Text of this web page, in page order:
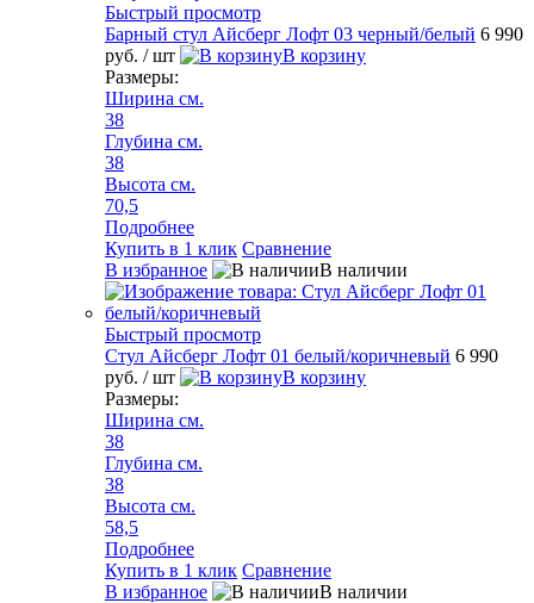
Быстрый просмотр
Барный стул Айсберг Лофт 03 черный/белый 6 990
руб. / шт
В корзину
Размеры:
Ширина см.
38
Глубина см.
38
Высота см.
70,5
Подробнее
Купить в 1 клик Сравнение
В избранное
В наличии
Быстрый просмотр
Стул Айсберг Лофт 01 белый/коричневый 6 990
руб. / шт
В корзину
Размеры:
Ширина см.
38
Глубина см.
38
Высота см.
58,5
Подробнее
Купить в 1 клик Сравнение
В избранное
В наличии